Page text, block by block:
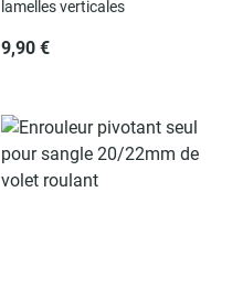
lamelles verticales
9,90 €